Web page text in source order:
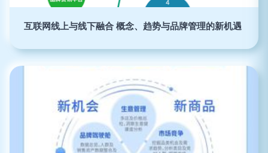
互联网线上与线下融合 概念、趋势与品牌管理的新机遇